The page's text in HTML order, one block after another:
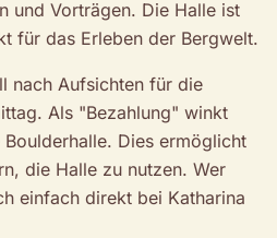
und Vorträgen. Die Halle ist
für das Erleben der Bergwelt.
nach Aufsichten für die
Als "Bezahlung" winkt
Dies ermöglicht
die Halle zu nutzen. Wer
einfach direkt bei Katharina